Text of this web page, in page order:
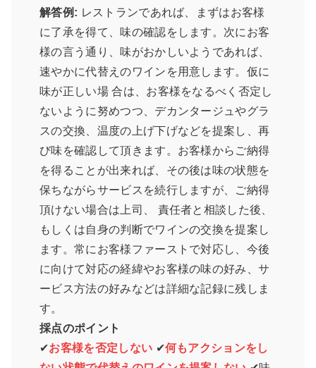
解答例: レストランであれば、まずはお客様
に了承を得て、味の確認をします。次にお客
様の言う通り、味がおかしいようであれば、
速やかに代替えのワインを用意します。仮に
味が正しい場 合は、お客様をなるべく否定し
ないように努めつつ、デカンタージュやグラ
スの交換、温度の上げ下げなどを提案し、再
び味を確認して頂きます。お客様からご納得
を得ることが出来れば、その後は味の状態を
保ちながらサービスを続行しますが、ご納得
頂けない場合は上司、 責任者と相談した後、
もしくは自身の判断でワインの交換を提案し
ます。常にお客様ファーストで対応し、今後
に向けて対応の経緯やお客様の味の好み、サ
ービス方法の好みなどは詳細な記録に残しま
す。
採点のポイント
✔お客様を否定しない ✔何もアクションをし